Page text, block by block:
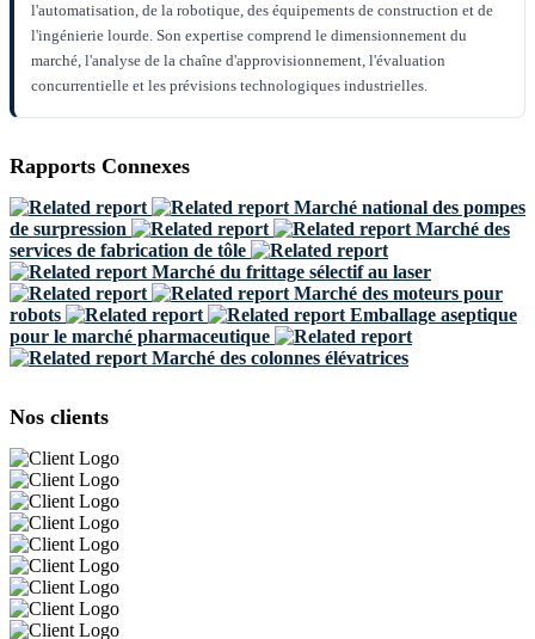
l'automatisation, de la robotique, des équipements de construction et de
l'ingénierie lourde. Son expertise comprend le dimensionnement du
marché, l'analyse de la chaîne d'approvisionnement, l'évaluation
concurrentielle et les prévisions technologiques industrielles.
Rapports Connexes
Marché national des pompes
de surpression
Marché des
services de fabrication de tôle
Marché du frittage sélectif au laser
Marché des moteurs pour
robots
Emballage aseptique
pour le marché pharmaceutique
Marché des colonnes élévatrices
Nos clients